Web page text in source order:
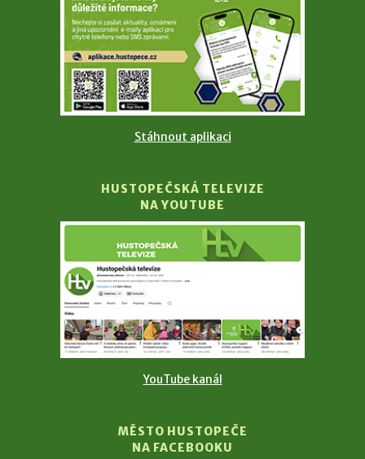
Stáhnout aplikaci
HUSTOPEČSKÁ TELEVIZE
NA YOUTUBE
YouTube kanál
MĚSTO HUSTOPEČE
NA FACEBOOKU